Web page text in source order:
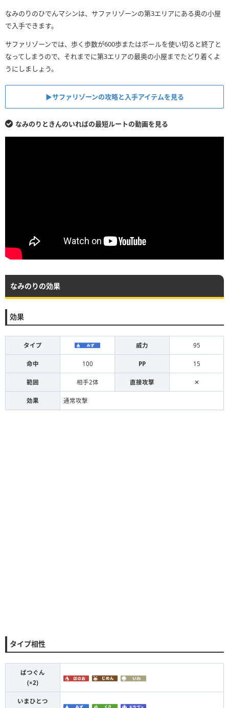
なみのりのひでんマシンは、サファリゾーンの第3エリアにある奥の小屋
で入手できます。
サファリゾーンでは、歩く歩数が600歩またはボールを使い切ると終了と
なってしまうので、それまでに第3エリアの最奥の小屋までたどり着くよ
うにしましょう。
▶︎サファリゾーンの攻略と入手アイテムを見る
なみのりときんのいればの最短ルートの動画を見る
なみのりの効果
効果
タイプ 威力 95
命中 100 PP 15
範囲 相手2体 直接攻撃 ✕
効果 通常攻撃
タイプ相性
ばつぐん
(×2)
いまひとつ